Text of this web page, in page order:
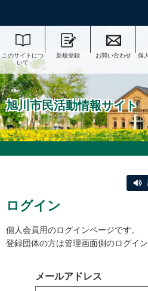
このサイトにつ
いて
新規登録 お問い合わせ
個
旭川市民活動情報サイト
ログイン
個人会員用のログインページです。
登録団体の方は管理画面側のログイ
メールアドレス